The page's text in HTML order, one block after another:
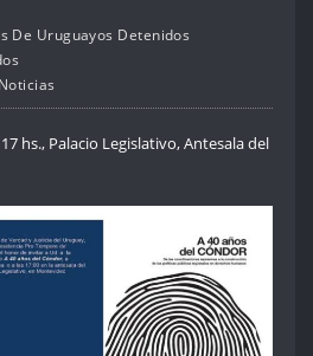
De Uruguayos Detenidos
Noticias
hs., Palacio Legislativo, Antesala del